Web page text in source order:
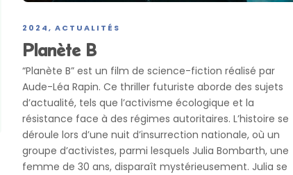
2024 , ACTUALITÉS
Planète B
“Planète B” est un film de science-fiction réalisé par
Aude-Léa Rapin. Ce thriller futuriste aborde des sujets
d’actualité, tels que l’activisme écologique et la
résistance face à des régimes autoritaires. L’histoire se
déroule lors d’une nuit d’insurrection nationale, où un
groupe d’activistes, parmi lesquels Julia Bombarth, une
femme de 30 ans, disparaît mystérieusement. Julia se